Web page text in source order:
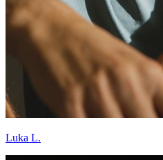
Luka L.